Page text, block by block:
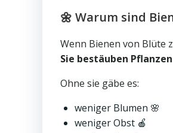
🌼 Warum sind
Wenn Bienen von Blüte
Sie bestäuben Pflanzen
Ohne sie gäbe es:
weniger Blumen 🌸
weniger Obst 🍎